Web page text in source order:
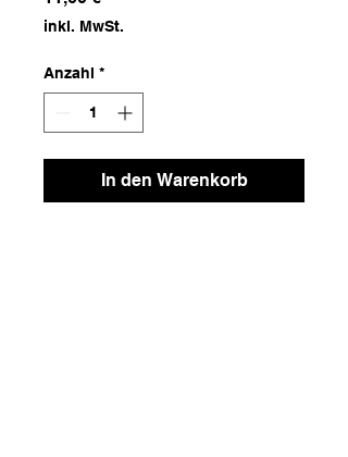
inkl. MwSt.
Anzahl *
In den Warenkorb